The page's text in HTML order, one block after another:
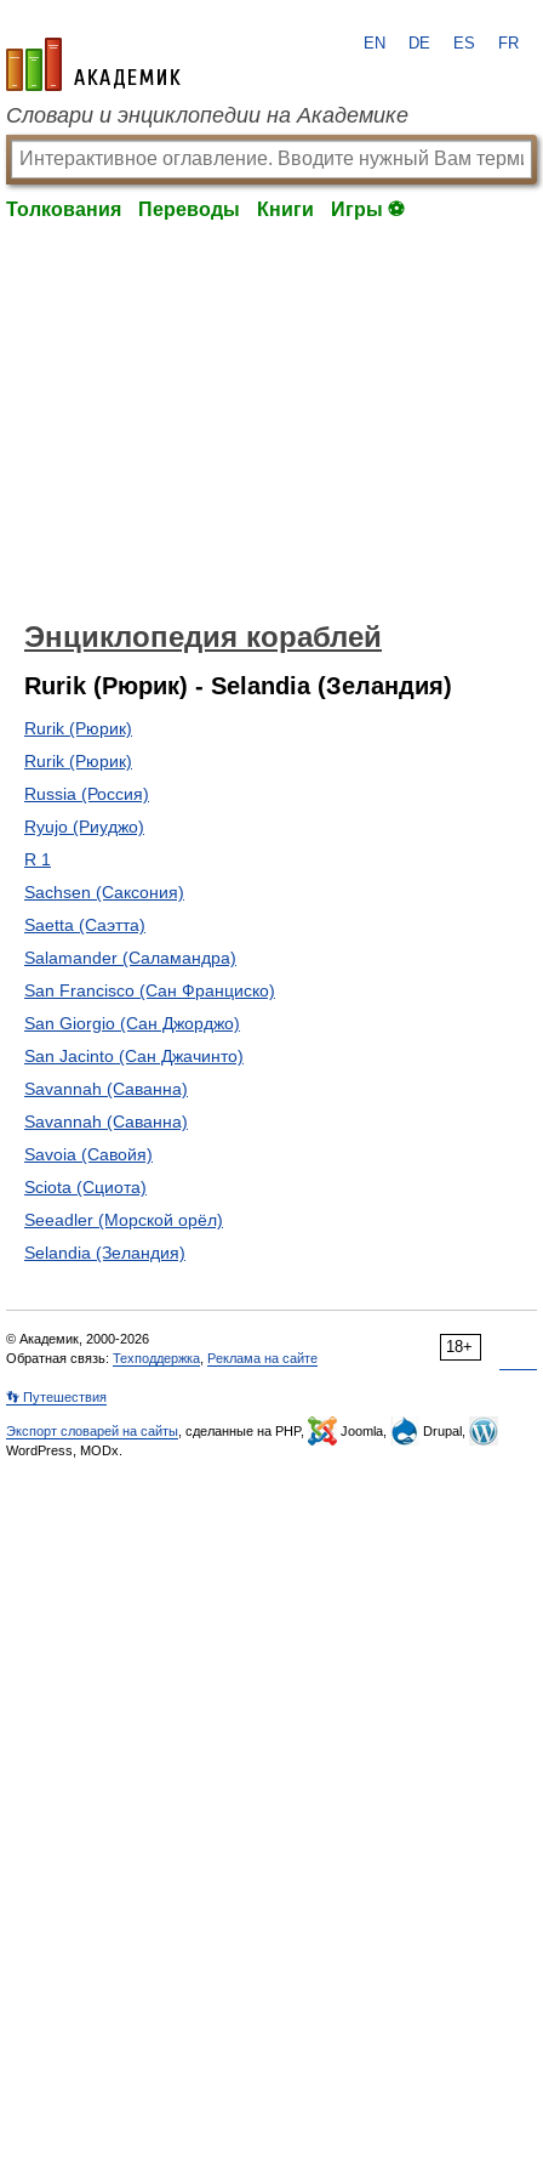
academic.ru
EN DE ES FR
Словари и энциклопедии на Академике
Толкования Переводы Книги Игры ⚽
Энциклопедия кораблей
Rurik (Рюрик) - Selandia (Зеландия)
Rurik (Рюрик)
Rurik (Рюрик)
Russia (Россия)
Ryujo (Риуджо)
R 1
Sachsen (Саксония)
Saetta (Саэтта)
Salamander (Саламандра)
San Francisco (Сан Франциско)
San Giorgio (Сан Джорджо)
San Jacinto (Сан Джачинто)
Savannah (Саванна)
Savannah (Саванна)
Savoia (Савойя)
Sciota (Сциота)
Seeadler (Морской орёл)
Selandia (Зеландия)
18+
© Академик, 2000-2026
Обратная связь: Техподдержка Реклама на сайте
👣 Путешествия
Экспорт словарей на сайты , сделанные на PHP, Joomla,
Drupal,
WordPress, MODx.